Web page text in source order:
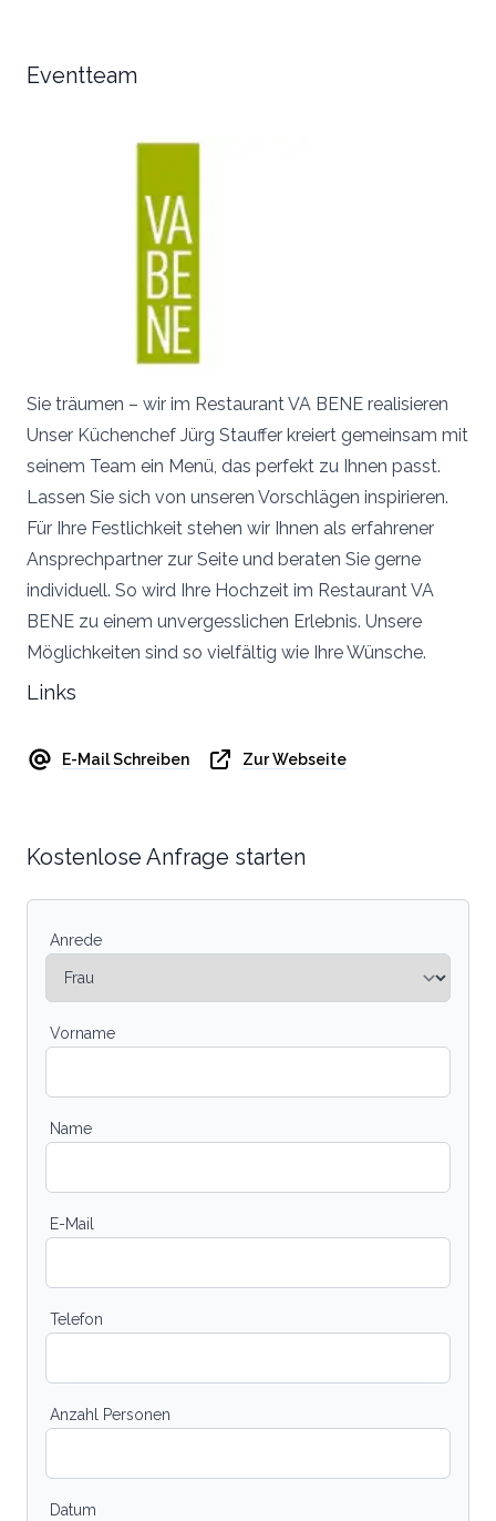
Eventteam
Sie träumen – wir im Restaurant VA BENE realisieren
Unser Küchenchef Jürg Stauffer kreiert gemeinsam mit
seinem Team ein Menü, das perfekt zu Ihnen passt.
Lassen Sie sich von unseren Vorschlägen inspirieren.
Für Ihre Festlichkeit stehen wir Ihnen als erfahrener
Ansprechpartner zur Seite und beraten Sie gerne
individuell. So wird Ihre Hochzeit im Restaurant VA
BENE zu einem unvergesslichen Erlebnis. Unsere
Möglichkeiten sind so vielfältig wie Ihre Wünsche.
Links
E-Mail Schreiben Zur Webseite
Kostenlose Anfrage starten
Anrede
Vorname
Name
E-Mail
Telefon
Anzahl Personen
Datum